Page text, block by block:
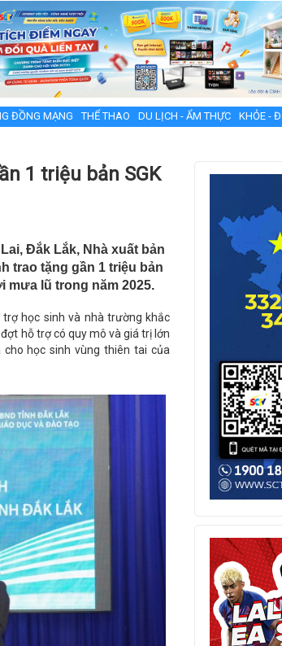
ĐỒNG MẠNG THỂ THAO DU LỊCH - ẨM THỰC KHỎE -
1 triệu bản SGK
Đắk Lắk, Nhà xuất bản
trao tặng gần 1 triệu bản
mưa lũ trong năm 2025.
học sinh và nhà trường khắc
hỗ trợ có quy mô và giá trị lớn
học sinh vùng thiên tai của